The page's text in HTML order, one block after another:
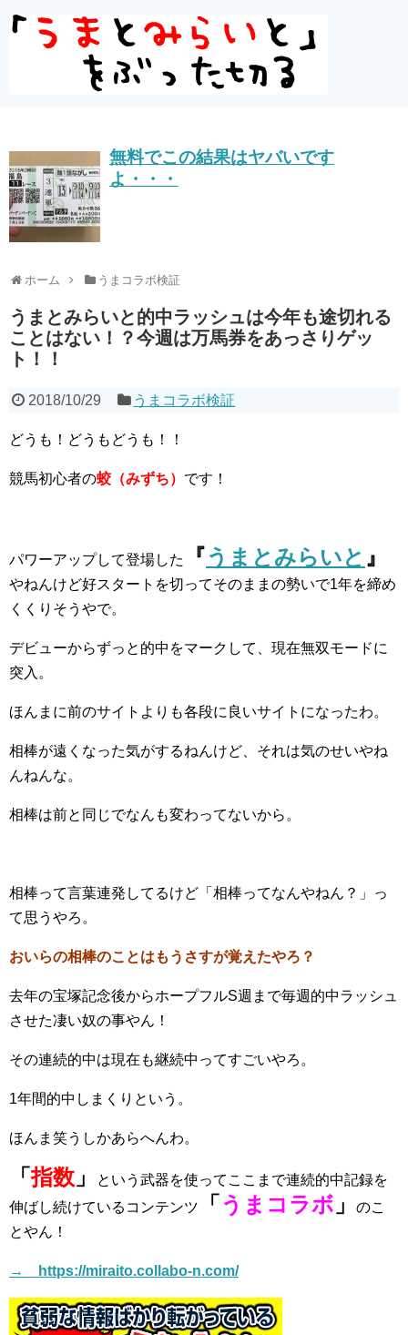
無料でこの結果はヤバいです
よ・・・
ホーム うまコラボ検証
うまとみらいと的中ラッシュは今年も途切れる
ことはない！？今週は万馬券をあっさりゲッ
ト！！
2018/10/29 うまコラボ検証
どうも！どうもどうも！！
競馬初心者の蛟（みずち） です！
パワーアップして登場した 『うまとみらいと 』
やねんけど好スタートを切ってそのままの勢いで1年を締め
くくりそうやで。
デビューからずっと的中をマークして、現在無双モードに
突入。
ほんまに前のサイトよりも各段に良いサイトになったわ。
相棒が遠くなった気がするねんけど、それは気のせいやね
んねんな。
相棒は前と同じでなんも変わってないから。
相棒って言葉連発してるけど「相棒ってなんやねん？」っ
て思うやろ。
おいらの相棒のことはもうさすが覚えたやろ？
去年の宝塚記念後からホープフルS週まで毎週的中ラッシュ
させた凄い奴の事やん！
その連続的中は現在も継続中ってすごいやろ。
1年間的中しまくりという。
ほんま笑うしかあらへんわ。
「指数 」
という武器を使ってここまで連続的中記録を
伸ばし続けているコンテンツ
「うまコラボ 」
のこ
とやん！
→ https://miraito.collabo-n.com/